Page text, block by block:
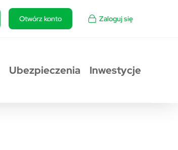
Otwórz konto Zaloguj się
Ubezpieczenia Inwestycje